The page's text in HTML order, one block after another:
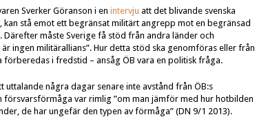
Sverker Göranson i en intervju att det blivande svenska
stå emot ett begränsat militärt angrepp mot en begränsad
Därefter måste Sverige få stöd från andra länder och
ingen militärallians”. Hur detta stöd ska genomföras eller från
förberedas i fredstid – ansåg ÖB vara en politisk fråga.
uttalande några dagar senare inte avstånd från ÖB:s
försvarsförmåga var rimlig ”om man jämför med hur hotbilden
de har ungefär den typen av förmåga” (DN 9/1 2013).